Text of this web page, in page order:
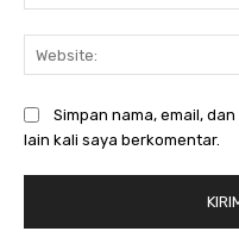
Simpan nama, email,
lain kali saya berkomentar.